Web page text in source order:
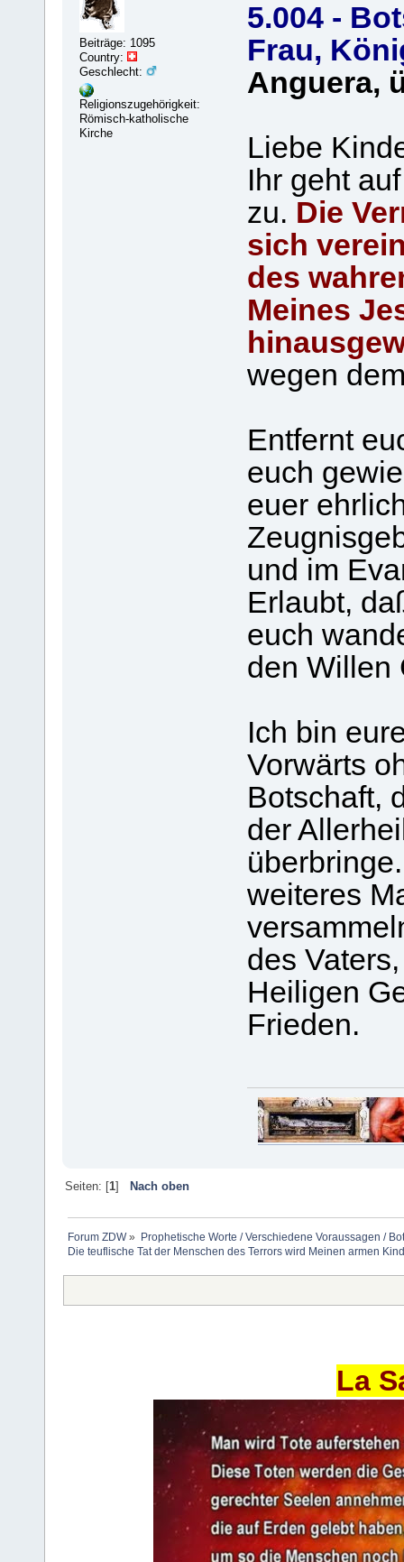
Beiträge: 1095
Country:
Geschlecht:
Religionszugehörigkeit:
Römisch-katholische
Kirche
5.004 -
Frau,
Anguera,
Liebe
Ihr geht
zu. Die
sich
des
Meines
wegen
Entfernt
euch
euer
und im
Erlaubt,
euch
den Willen
Ich bin
Vorwärts
Botschaft,
der
weiteres
des
Heiligen
Frieden.
Seiten: [1] Nach oben
Forum ZDW» Prophetische Worte / Verschiedene Voraussagen /
Die teuflische Tat der Menschen des Terrors wird Meinen armen
La